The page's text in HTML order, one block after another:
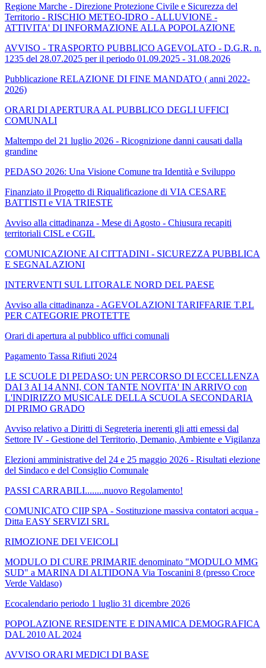
Regione Marche - Direzione Protezione Civile e Sicurezza del
Territorio - RISCHIO METEO-IDRO - ALLUVIONE -
ATTIVITA' DI INFORMAZIONE ALLA POPOLAZIONE
AVVISO - TRASPORTO PUBBLICO AGEVOLATO - D.G.R. n.
1235 del 28.07.2025 per il periodo 01.09.2025 - 31.08.2026
Pubblicazione RELAZIONE DI FINE MANDATO ( anni 2022-
2026)
ORARI DI APERTURA AL PUBBLICO DEGLI UFFICI
COMUNALI
Maltempo del 21 luglio 2026 - Ricognizione danni causati dalla
grandine
PEDASO 2026: Una Visione Comune tra Identità e Sviluppo
Finanziato il Progetto di Riqualificazione di VIA CESARE
BATTISTI e VIA TRIESTE
Avviso alla cittadinanza - Mese di Agosto - Chiusura recapiti
territoriali CISL e CGIL
COMUNICAZIONE AI CITTADINI - SICUREZZA PUBBLICA
E SEGNALAZIONI
INTERVENTI SUL LITORALE NORD DEL PAESE
Avviso alla cittadinanza - AGEVOLAZIONI TARIFFARIE T.P.L
PER CATEGORIE PROTETTE
Orari di apertura al pubblico uffici comunali
Pagamento Tassa Rifiuti 2024
LE SCUOLE DI PEDASO: UN PERCORSO DI ECCELLENZA
DAI 3 AI 14 ANNI, CON TANTE NOVITA' IN ARRIVO con
L'INDIRIZZO MUSICALE DELLA SCUOLA SECONDARIA
DI PRIMO GRADO
Avviso relativo a Diritti di Segreteria inerenti gli atti emessi dal
Settore IV - Gestione del Territorio, Demanio, Ambiente e Vigilanza
Elezioni amministrative del 24 e 25 maggio 2026 - Risultati elezione
del Sindaco e del Consiglio Comunale
PASSI CARRABILI........nuovo Regolamento!
COMUNICATO CIIP SPA - Sostituzione massiva contatori acqua -
Ditta EASY SERVIZI SRL
RIMOZIONE DEI VEICOLI
MODULO DI CURE PRIMARIE denominato "MODULO MMG
SUD" a MARINA DI ALTIDONA Via Toscanini 8 (presso Croce
Verde Valdaso)
Ecocalendario periodo 1 luglio 31 dicembre 2026
POPOLAZIONE RESIDENTE E DINAMICA DEMOGRAFICA
DAL 2010 AL 2024
AVVISO ORARI MEDICI DI BASE